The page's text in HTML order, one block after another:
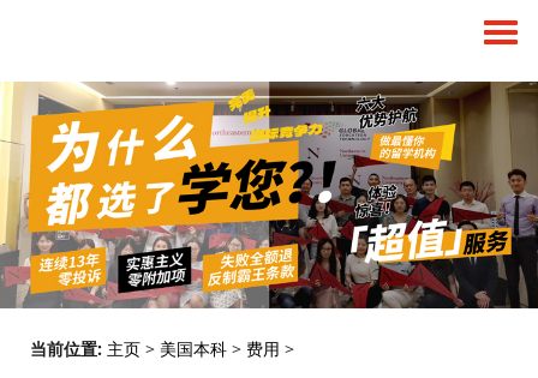
当前位置: 主页 > 美国本科 > 费用 >